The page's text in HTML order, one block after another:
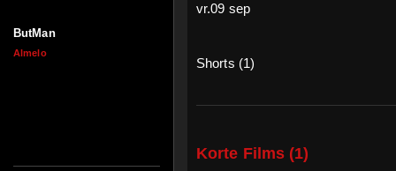
ButMan
Almelo
vr.09 sep
Shorts (1)
Korte Films (1)